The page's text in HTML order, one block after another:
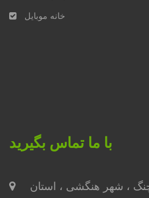
خانه موبایل
با ما تماس بگیرید
، ​​شهر هنگشی ، استان